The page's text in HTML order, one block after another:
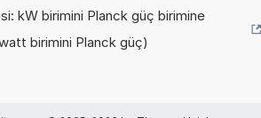
kW birimini Planck güç birimine
birimini Planck güç)